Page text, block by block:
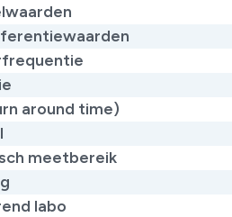
around time)
meetbereik
labo